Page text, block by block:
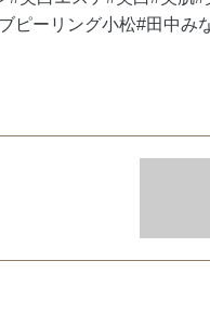
ピーリング小松#田中み